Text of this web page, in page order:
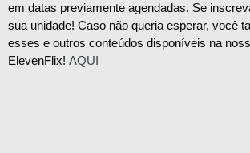
em datas previamente agendadas. Se
sua unidade! Caso não queria esperar, você
esses e outros conteúdos disponíveis na
ElevenFlix! AQUI